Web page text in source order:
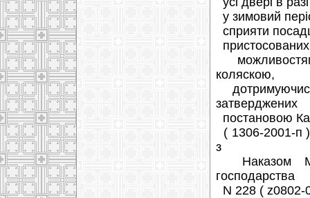
у зимовий
сприяти
коляскою,
затверджених
постановою
( 1306-2001-п
з
Наказом
господарства
N 228 ( z0802-